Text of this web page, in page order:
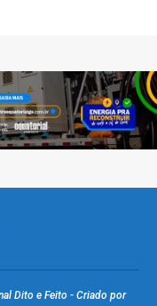
Dito e Feito - Criado por